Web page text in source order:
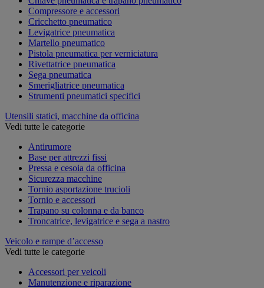
Compressore e accessori
Cricchetto pneumatico
Levigatrice pneumatica
Martello pneumatico
Pistola pneumatica per verniciatura
Rivettatrice pneumatica
Sega pneumatica
Smerigliatrice pneumatica
Strumenti pneumatici specifici
Utensili statici, macchine da officina
Vedi tutte le categorie
Antirumore
Base per attrezzi fissi
Pressa e cesoia da officina
Sicurezza macchine
Tornio asportazione trucioli
Tornio e accessori
Trapano su colonna e da banco
Troncatrice, levigatrice e sega a nastro
Veicolo e rampe d’accesso
Vedi tutte le categorie
Accessori per veicoli
Manutenzione e riparazione